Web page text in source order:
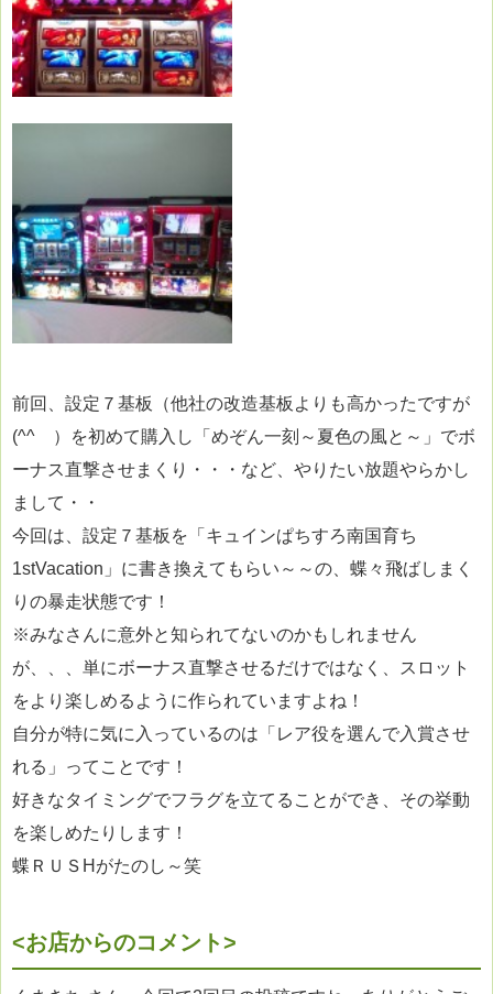
前回、設定７基板（他社の改造基板よりも高かったですが
(^^ゞ）を初めて購入し「めぞん一刻～夏色の風と～」でボ
ーナス直撃させまくり・・・など、やりたい放題やらかし
まして・・
今回は、設定７基板を「キュインぱちすろ南国育ち
1stVacation」に書き換えてもらい～～の、蝶々飛ばしまく
りの暴走状態です！
※みなさんに意外と知られてないのかもしれません
が、、、単にボーナス直撃させるだけではなく、スロット
をより楽しめるように作られていますよね！
自分が特に気に入っているのは「レア役を選んで入賞させ
れる」ってことです！
好きなタイミングでフラグを立てることができ、その挙動
を楽しめたりします！
蝶ＲＵＳHがたのし～笑
<お店からのコメント>